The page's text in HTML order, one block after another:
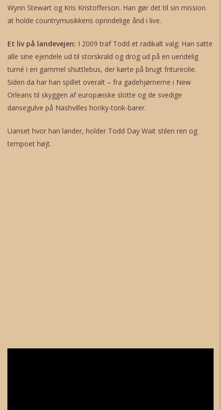
Wynn Stewart og Kris Kristofferson. Han gør det til sin mission
at holde countrymusikkens oprindelige ånd i live.
Et liv på landevejen: I 2009 traf Todd et radikalt valg: Han satte
alle sine ejendele ud til storskrald og drog ud på en uendelig
turné i en gammel shuttlebus, der kørte på brugt fritureolie.
Siden da har han spillet overalt – fra gadehjørnerne i New
Orleans til skyggen af europæiske slotte og de svedige
dansegulve på Nashvilles honky-tonk-barer.
Uanset hvor han lander, holder Todd Day Wait stilen ren og
tempoet højt.